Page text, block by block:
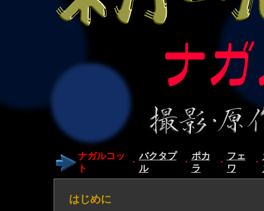
ナガルコッ
ト
・
バクタプ
ル
・
ポカ
ラ
・
フェ
ワ
・
はじめに